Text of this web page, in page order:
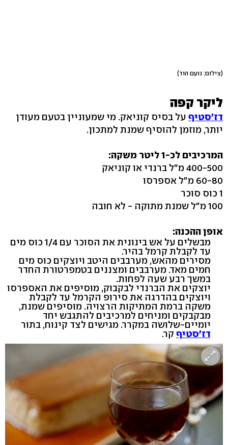
(צילום: נועם הוד)
ליקר קפה
דז'סטיף על בסיס קוניאק. מי שמעוניין בטעם מעודן
יותר, מוזמן להוסיף שמנת למתכון.
המרכיבים לכ-1 ליטר משקה:
400-500 מ"ל ברנדי או קוניאק
60-80 מ"ל אספרסו
1 כוס סוכר
100 מ"ל שמנת מתוקה - לא חובה
אופן ההכנה:
מבשלים על אש בינונית את הסוכר עם 1/4 כוס מים
עד לקבלת קרמל בהיר.
מסירים מהאש, מערבבים היטב ויוצקים כוס מים
חמים מאד. מערבבים ומצננים בטמפרטורת החדר
במשך רבע שעה לפחות.
יוצקים את הברנדי לבקבוק, מוסיפים את האספרסו
ויוצקים בהדרגה את סירופ הקרמל עד לקבלת
משקה ברמת המתיקות הרצויה. מוסיפים שמנת,
מבקבקים ומניחים למרכיבים להתגבש יחד
יומיים-שלושה במקרר. מגישים לצד קינוח, בתור
דז'סטיף קר.